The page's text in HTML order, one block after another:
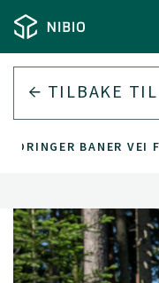
TILBAKE TIL
BANER VEI